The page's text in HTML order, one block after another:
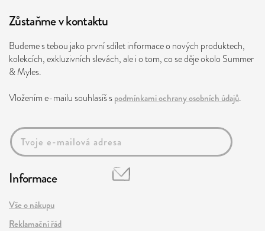
Zůstaňme v kontaktu
Budeme s tebou jako první sdílet informace o nových produktech,
kolekcích, exkluzivních slevách, ale i o tom, co se děje okolo Summer
& Myles.
Vložením e-mailu souhlasíš spodmínkami ochrany osobních údajů.
Informace
Vše o nákupu
Reklamační řád